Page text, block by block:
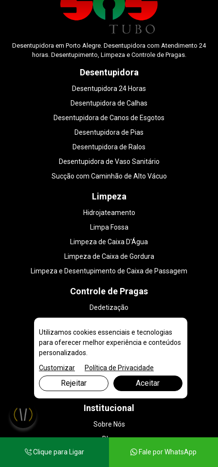
Desentupidora em Porto Alegre. Desentupidora com Atendimento 24
horas. Desentupimento, Limpeza e Controle de Pragas.
Desentupidora
Desentupidora 24 Horas
Desentupidora de Calhas
Desentupidora de Canos de Esgotos
Desentupidora de Pias
Desentupidora de Ralos
Desentupidora de Vaso Sanitário
Sucção com Caminhão de Alto Vácuo
Limpeza
Hidrojateamento
Limpa Fossa
Limpeza de Caixa D'Água
Limpeza de Caixa de Gordura
Limpeza e Desentupimento de Caixa de Passagem
Controle de Pragas
Dedetização
Serviços
Caminhão Pipa
Vídeo Inspeção em Tubulação
Institucional
Sobre Nós
Blog
Clique para Ligar Fale por WhatsApp
Utilizamos cookies essenciais e tecnologias
para oferecer melhor experiência e conteúdos
personalizados.
Customizar
Política de Privacidade
Rejeitar Aceitar